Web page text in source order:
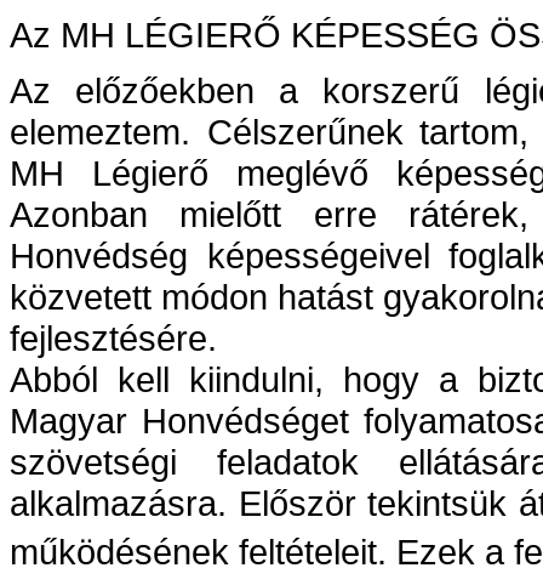
Az MH LÉGIERŐ KÉPESSÉG
Az előzőekben a korszerű
elemeztem. Célszerűnek
MH Légierő meglévő
Azonban mielőtt erre
Honvédség képességeivel
közvetett módon hatást
fejlesztésére.
Abból kell kiindulni, hogy a
Magyar Honvédséget
szövetségi feladatok
alkalmazásra. Először tekintsük
működésének feltételeit. Ezek a